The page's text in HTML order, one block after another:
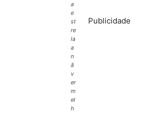
a
e
st
re
la
a
n
ã
v
er
m
el
h
Publicidade